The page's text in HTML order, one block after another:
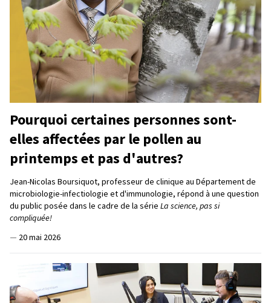
Pourquoi certaines personnes sont-
elles affectées par le pollen au
printemps et pas d'autres?
Jean-Nicolas Boursiquot, professeur de clinique au Département de
microbiologie-infectiologie et d'immunologie, répond à une question
du public posée dans le cadre de la série La science, pas si
compliquée!
— 20 mai 2026